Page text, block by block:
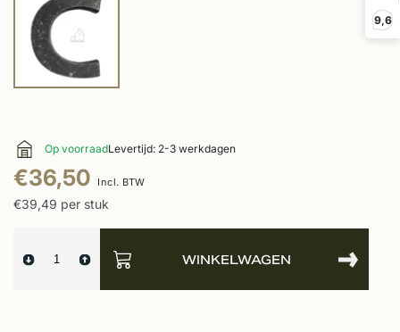
9,6
Op voorraadLevertijd: 2-3 werkdagen
€36,50 Incl. BTW
€39,49 per stuk
WINKELWAGEN